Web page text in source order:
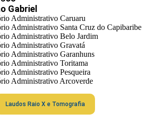
Gabriel
Administrativo Caruaru
Administrativo Santa Cruz do Capibaribe
Administrativo Belo Jardim
Administrativo Gravatá
Administrativo Garanhuns
Administrativo Toritama
Administrativo Pesqueira
Administrativo Arcoverde
Laudos Raio X e Tomografia